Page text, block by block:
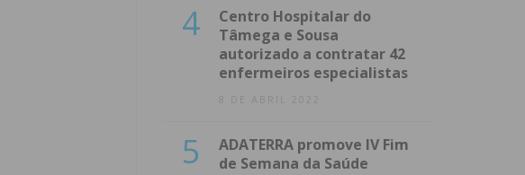
4
Centro Hospitalar do
Tâmega e Sousa
autorizado a contratar 42
enfermeiros especialistas
8 DE ABRIL 2022
5
ADATERRA promove IV Fim
de Semana da Saúde